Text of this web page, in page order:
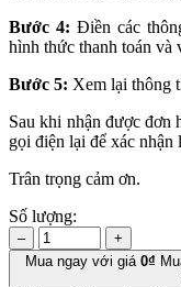
Bước 4: Điền các
hình thức thanh toán và
Bước 5: Xem lại thông
Sau khi nhận được đơn
gọi điện lại để xác nhận
Trân trọng cảm ơn.
Số lượng:
–
+
Mua ngay với giá 0₫